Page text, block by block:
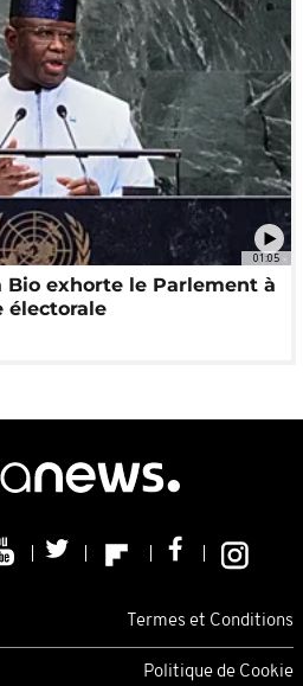
01:05
Bio exhorte le Parlement à
électorale
Termes et Conditions
Politique de Cookie